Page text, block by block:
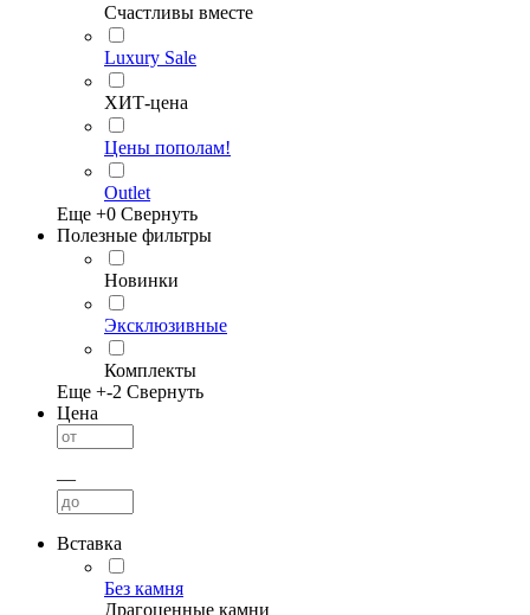
Счастливы вместе
Luxury Sale
ХИТ-цена
Цены пополам!
Outlet
Еще +0 Свернуть
Полезные фильтры
Новинки
Эксклюзивные
Комплекты
Еще +-2 Свернуть
Цена
—
Вставка
Без камня
Драгоценные камни